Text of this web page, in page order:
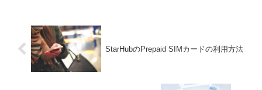
StarHubのPrepaid SIMカードの利用方法